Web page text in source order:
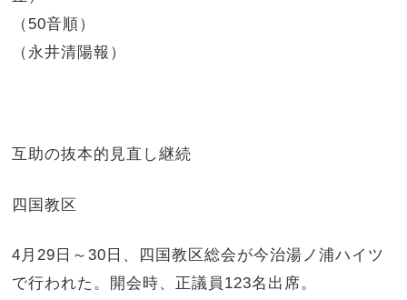
（50音順）
（永井清陽報）
互助の抜本的見直し継続
四国教区
4月29日～30日、四国教区総会が今治湯ノ浦ハイツ
で行われた。開会時、正議員123名出席。